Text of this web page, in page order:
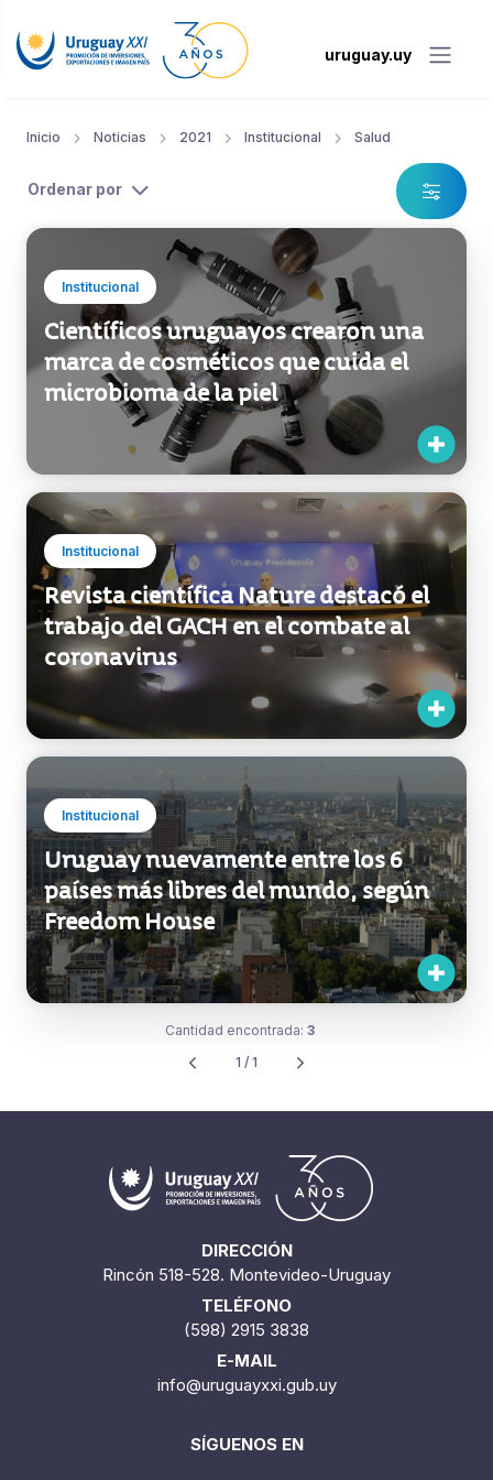
uruguay.uy
Inicio Noticias 2021 Institucional Salud
Ordenar por
Institucional
Científicos uruguayos crearon una
marca de cosméticos que cuida el
microbioma de la piel
Institucional
Revista científica Nature destacó el
trabajo del GACH en el combate al
coronavirus
Institucional
Uruguay nuevamente entre los 6
países más libres del mundo, según
Freedom House
Cantidad encontrada: 3
1 / 1
DIRECCIÓN
Rincón 518-528. Montevideo-Uruguay
TELÉFONO
(598) 2915 3838
E-MAIL
info@uruguayxxi.gub.uy
SÍGUENOS EN